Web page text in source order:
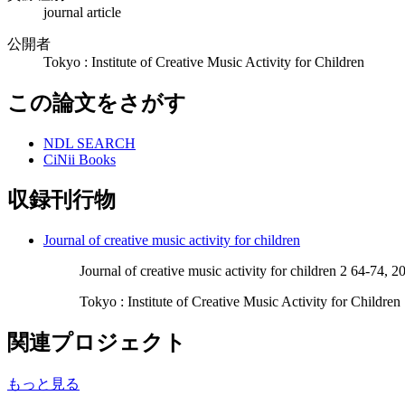
journal article
公開者
Tokyo : Institute of Creative Music Activity for Children
この論文をさがす
NDL SEARCH
CiNii Books
収録刊行物
Journal of creative music activity for children
Journal of creative music activity for children 2 64-74,
Tokyo : Institute of Creative Music Activity for Children
関連プロジェクト
もっと見る